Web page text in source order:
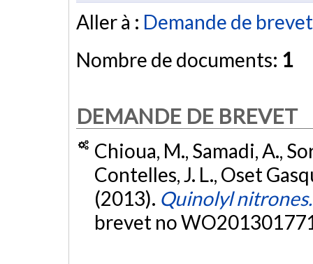
Aller à : Demande de brevet
Nombre de documents: 1
DEMANDE DE BREVET
Chioua, M., Samadi, A.,
Contelles, J. L., Oset
(2013). Quinolyl nitrones.
brevet no